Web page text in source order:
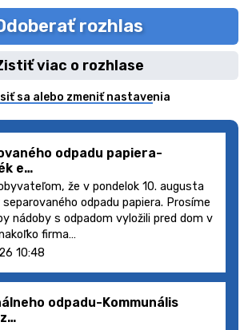
rozhlas
viac o rozhlase
sa alebo zmeniť nastavenia
odpadu papiera-
e…
že v pondelok 10. augusta
odpadu papiera. Prosíme
nádoby s odpadom vyložili pred dom v
firma…
10:48
odpadu-Kommunális